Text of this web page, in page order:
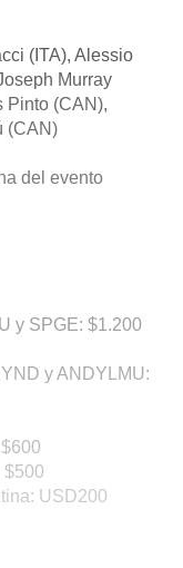
(ITA), Alessio
Murray
Pinto (CAN),
(CAN)
del evento
y SPGE: $1.200
y ANDYLMU:
$500
USD200